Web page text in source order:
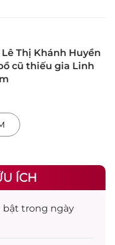
Thị Khánh Huyền
cũ thiếu gia Linh
ÍCH
bật trong ngày